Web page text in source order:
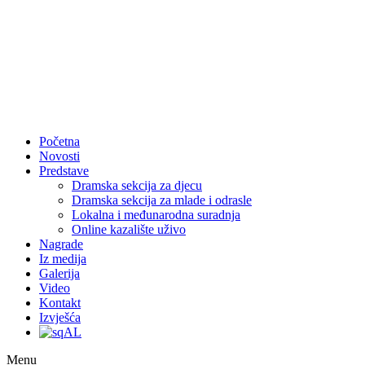
Početna
Novosti
Predstave
Dramska sekcija za djecu
Dramska sekcija za mlade i odrasle
Lokalna i međunarodna suradnja
Online kazalište uživo
Nagrade
Iz medija
Galerija
Video
Kontakt
Izvješća
AL
Menu